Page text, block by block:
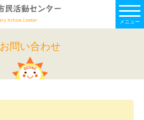
メニュー
お問い合わせ